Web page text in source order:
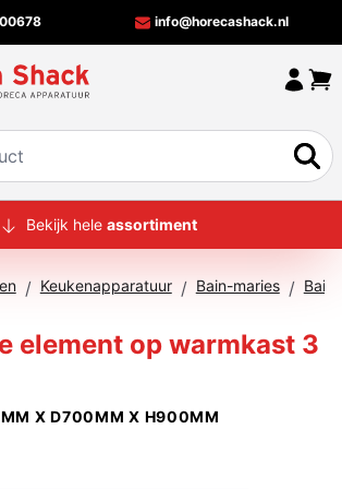
info@horecashack.nl
HOME
MERKEN
CONTACT
Bekijk hele assortiment
/ Keukenapparatuur / Bain-maries /
element op warmkast 3
X D700MM X H900MM